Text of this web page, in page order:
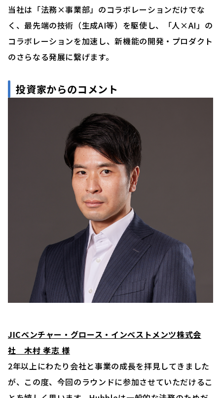
当社は「法務×事業部」のコラボレーションだけでな
く、最先端の技術（生成AI等）を駆使し、「人×AI」の
コラボレーションを加速し、新機能の開発・プロダクト
のさらなる発展に繋げます。
投資家からのコメント
JICベンチャー・グロース・インベストメンツ株式会
社 木村 孝志 様
2年以上にわたり会社と事業の成長を拝見してきました
が、この度、今回のラウンドに参加させていただけるこ